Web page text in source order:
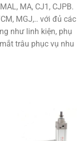
MA, CJ1, CJPB.
MGJ,.. với đủ các
như linh kiện, phụ
trâu phục vụ nhu